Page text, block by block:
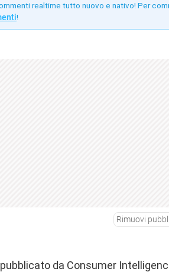
realtime tutto nuovo e nativo! Per
!
Rimuovi
da Consumer